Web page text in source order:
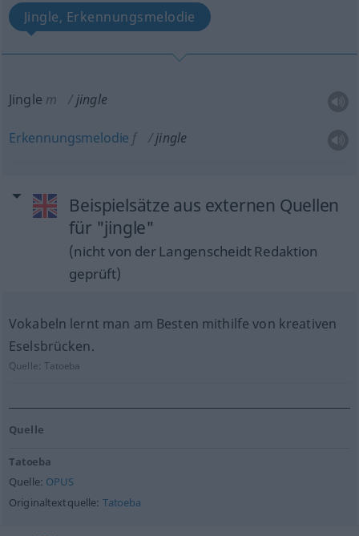
Jingle, Erkennungsmelodie
Jingle m jingle
Erkennungsmelodie f jingle
Beispielsätze aus externen Quellen
für "jingle"
(nicht von der Langenscheidt Redaktion
geprüft)
Vokabeln lernt man am Besten mithilfe von kreativen
Eselsbrücken.
Quelle:Tatoeba
Quelle
Tatoeba
Quelle: OPUS
Originaltextquelle: Tatoeba